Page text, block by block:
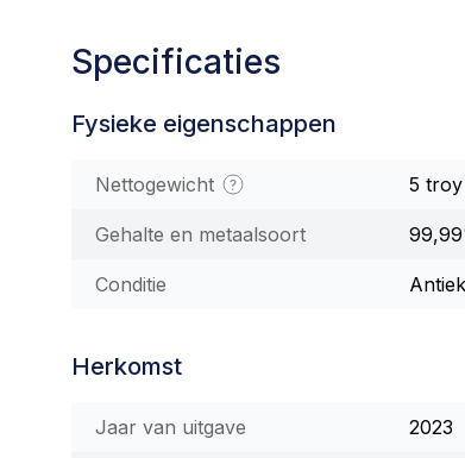
Specificaties
Fysieke eigenschappen
Nettogewicht 5
Gehalte en metaalsoort
Conditie
Herkomst
Jaar van uitgave 2023